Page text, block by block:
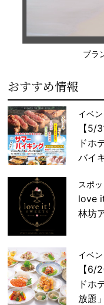
ブラ
おすすめ情報
イベ
【5/
ドホ
バイ
スポ
love
林坊
イベ
【6/
ドホ
放題